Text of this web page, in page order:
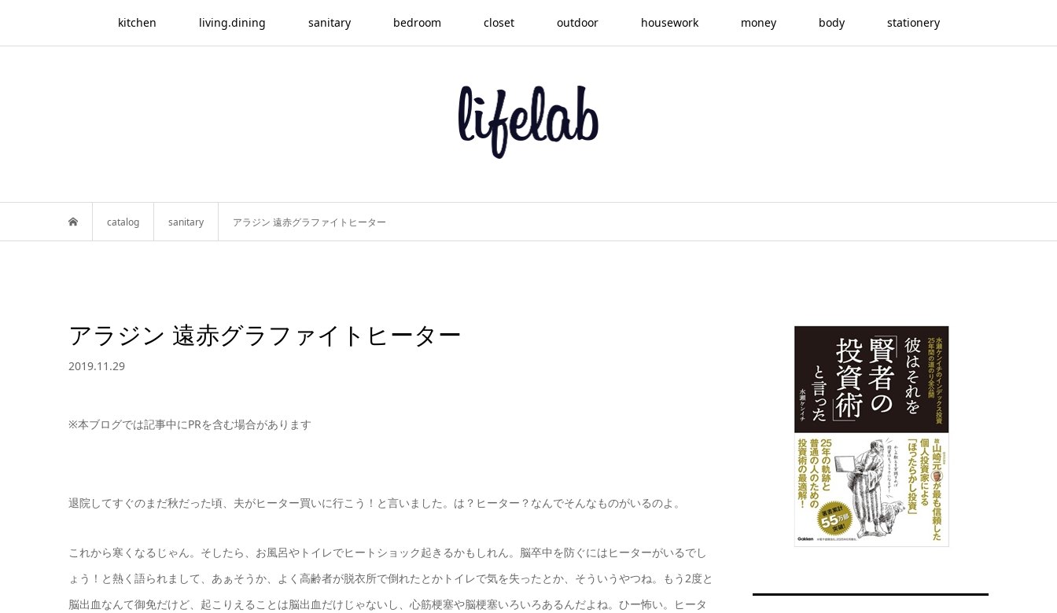
kitchen living.dining sanitary bedroom closet outdoor housework money body stationery
catalog sanitary アラジン 遠赤グラファイトヒーター
アラジン 遠赤グラファイトヒーター
2019.11.29
※本ブログでは記事中にPRを含む場合があります
退院してすぐのまだ秋だった頃、夫がヒーター買いに行こう！と言いました。は？ヒーター？なんでそんなものがいるのよ。
これから寒くなるじゃん。そしたら、お風呂やトイレでヒートショック起きるかもしれん。脳卒中を防ぐにはヒーターがいるでし
ょう！と熱く語られまして、あぁそうか、よく高齢者が脱衣所で倒れたとかトイレで気を失ったとか、そういうやつね。もう2度と
脳出血なんて御免だけど、起こりえることは脳出血だけじゃないし、心筋梗塞や脳梗塞いろいろあるんだよね。ひー怖い。ヒータ